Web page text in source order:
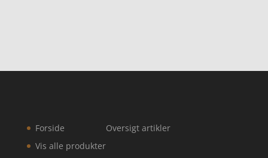
Forside
Vis alle produkter
Oversigt artikler